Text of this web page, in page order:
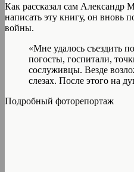
Как рассказал сам Александр
написать эту книгу, он вновь
войны.
«Мне удалось съездить
погосты, госпитали,
сослуживцы. Везде
слезах. После этого на
Подробный фоторепортаж